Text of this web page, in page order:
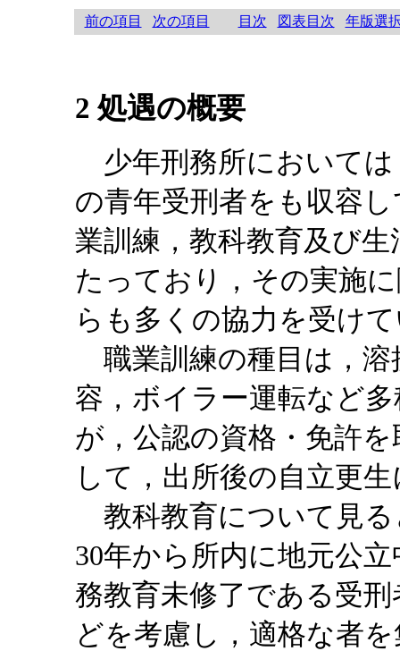
前の項目 次の項目 目次 図表目次 年版選
2 処遇の概要
少年刑務所においては
の青年受刑者をも収容
業訓練，教科教育及び
たっており，その実施
らも多くの協力を受け
職業訓練の種目は，溶
容，ボイラー運転など
が，公認の資格・免許
して，出所後の自立更
教科教育について見る
30年から所内に地元公
務教育未修了である受
どを考慮し，適格な者